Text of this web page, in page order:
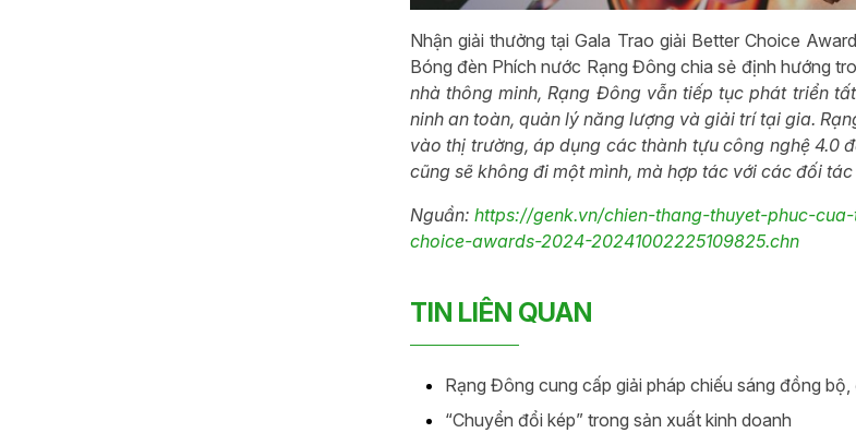
Nhận giải thưởng tại Gala Trao giải Better Choice
Bóng đèn Phích nước Rạng Đông chia sẻ định hướng
nhà thông minh, Rạng Đông vẫn tiếp tục phát triển
ninh an toàn, quản lý năng lượng và giải trí tại gia.
vào thị trường, áp dụng các thành tựu công nghệ 4.0
cũng sẽ không đi một mình, mà hợp tác với các đối
Nguần: https://genk.vn/chien-thang-thuyet-phuc-
choice-awards-2024-20241002225109825.chn
TIN LIÊN QUAN
Rạng Đông cung cấp giải pháp chiếu sáng đồng
“Chuyển đổi kép” trong sản xuất kinh doanh